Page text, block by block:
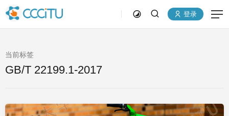
登录
当前标签
GB/T 22199.1-2017